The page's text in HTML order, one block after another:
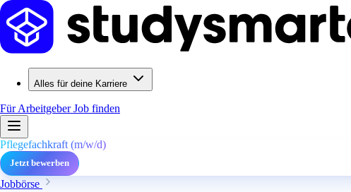
Alles für deine Karriere
Für ArbeitgeberJob finden
Pflegefachkraft (m/w/d)
Jetzt bewerben
Jobbörse